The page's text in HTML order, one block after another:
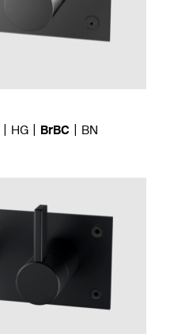
HG BrBC BN